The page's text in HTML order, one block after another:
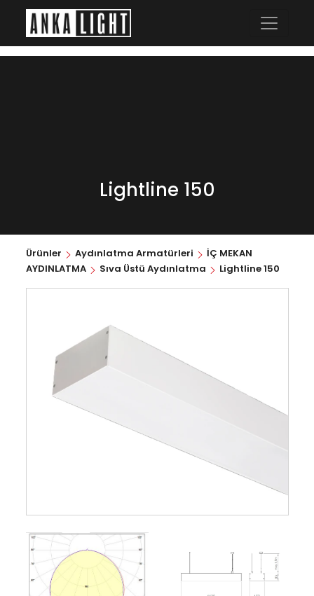
Lightline 150
Ürünler Aydınlatma Armatürleri
İÇ MEKAN
AYDINLATMA
Sıva Üstü Aydınlatma Lightline 150